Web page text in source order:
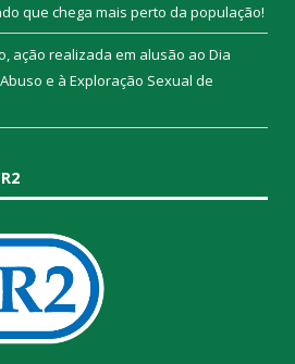
que chega mais perto da população!
ação realizada em alusão ao Dia
e à Exploração Sexual de